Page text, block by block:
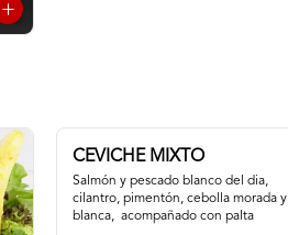
CEVICHE MIXTO
Salmón y pescado blanco del dia,
cilantro, pimentón, cebolla morada y
blanca,  acompañado con palta